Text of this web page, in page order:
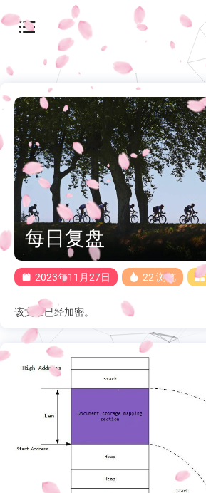
每日复盘
2023年11月27日 22 浏览
该文章已经加密。